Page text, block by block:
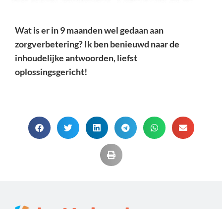
Wat is er in 9 maanden wel gedaan aan
zorgverbetering? Ik ben benieuwd naar de
inhoudelijke antwoorden, liefst
oplossingsgericht!